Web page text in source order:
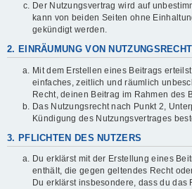
Der Nutzungsvertrag wird auf
kann von beiden Seiten ohne
gekündigt werden.
2. EINRÄUMUNG VON
Mit dem Erstellen eines Beitrags
einfaches, zeitlich und räumlich
Recht, deinen Beitrag im Rahmen des
Das Nutzungsrecht nach Punkt 2,
Kündigung des Nutzungsvertrages
3. PFLICHTEN DES NUTZERS
Du erklärst mit der Erstellung eines
enthält, die gegen geltendes Recht
Du erklärst insbesondere, dass du das